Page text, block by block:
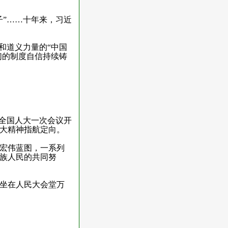
”……十年来，习近
义力量的“中国
制度自信持续铸
国人大一次会议开
精神指航定向。
伟蓝图，一系列
人民的共同努
在人民大会堂万